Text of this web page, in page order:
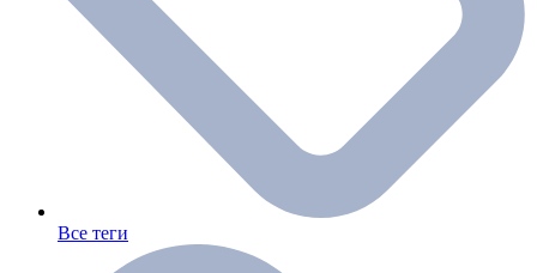
Все теги